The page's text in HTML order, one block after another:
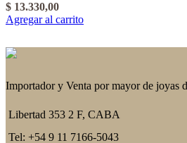
$ 13.330,00
Agregar al carrito
Importador y Venta por mayor de joyas
Libertad 353 2 F, CABA
Tel: +54 9 11 7166-5043